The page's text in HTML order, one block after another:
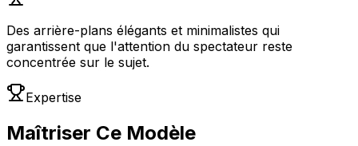
Des arrière-plans élégants et minimalistes qui
garantissent que l'attention du spectateur reste
concentrée sur le sujet.
Expertise
Maîtriser Ce Modèle